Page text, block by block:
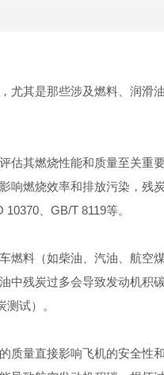
尤其是那些涉及燃料、润滑
估其燃烧性能和质量至关
响燃烧效率和排放污染，残
、GB/T 8119等。
燃料（如柴油、汽油、航空
中残炭过多会导致发动机积
试）。
质量直接影响飞机的安全